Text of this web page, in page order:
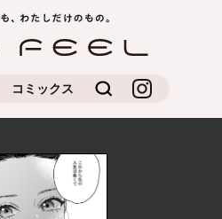
持ちもわたしだけの
コミックス 検索
OUR FEEL公
式Instagram